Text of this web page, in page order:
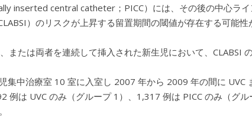
inserted central catheter；PICC）には、その後の中心
）のリスクが上昇する留置期間の閾値が存在する可能性
または両者を連続して挿入された新生児において、CLABSI
集中治療室 10 室に入室し 2007 年から 2009 年の間に UVC
例は UVC のみ（グループ 1）、1,317 例は PICC のみ（グ